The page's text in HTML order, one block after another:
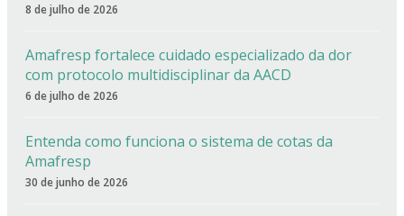
8 de julho de 2026
Amafresp fortalece cuidado especializado da dor
com protocolo multidisciplinar da AACD
6 de julho de 2026
Entenda como funciona o sistema de cotas da
Amafresp
30 de junho de 2026